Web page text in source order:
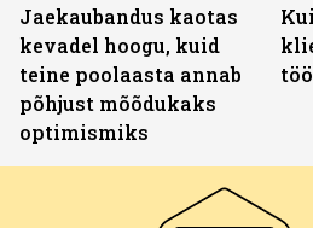
Jaekaubandus kaotas
kevadel hoogu, kuid
teine poolaasta annab
põhjust mõõdukaks
optimismiks